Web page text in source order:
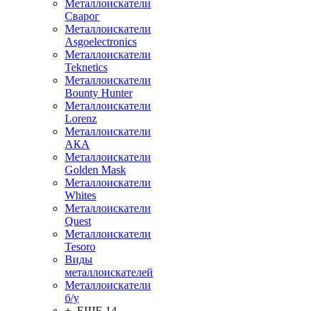
Металлоискатели
Сварог
Металлоискатели
Asgoelectronics
Металлоискатели
Teknetics
Металлоискатели
Bounty Hunter
Металлоискатели
Lorenz
Металлоискатели
АКА
Металлоискатели
Golden Mask
Металлоискатели
Whites
Металлоискатели
Quest
Металлоискатели
Tesoro
Виды
металлоискателей
Металлоискатели
б/у